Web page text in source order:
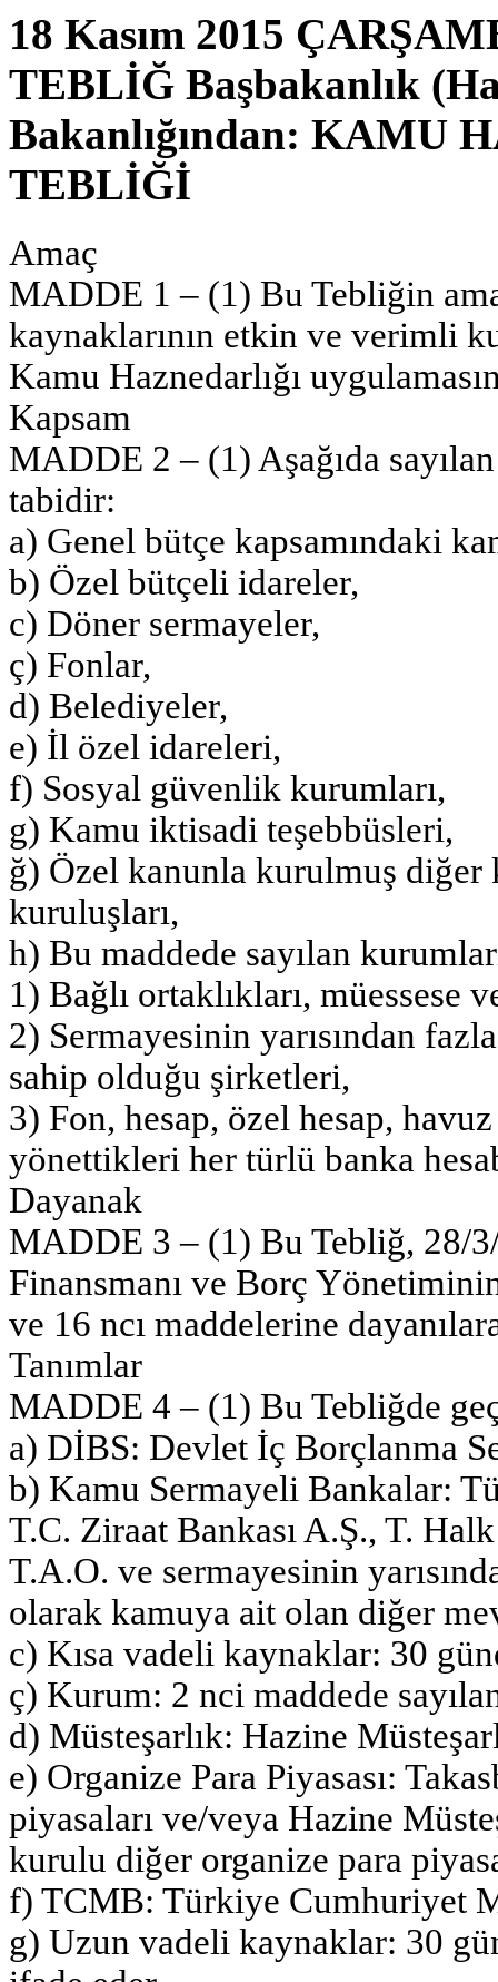
18 Kasım 2015
TEBLİĞ Başbakanlık
Bakanlığından: KAMU
TEBLİĞİ
Amaç
MADDE 1 – (1) Bu Tebliğin
kaynaklarının etkin ve verimli
Kamu Haznedarlığı
Kapsam
MADDE 2 – (1) Aşağıda
tabidir:
a) Genel bütçe kapsamındaki
b) Özel bütçeli idareler,
c) Döner sermayeler,
ç) Fonlar,
d) Belediyeler,
e) İl özel idareleri,
f) Sosyal güvenlik kurumları,
g) Kamu iktisadi teşebbüsleri,
ğ) Özel kanunla kurulmuş
kuruluşları,
h) Bu maddede sayılan
1) Bağlı ortaklıkları,
2) Sermayesinin yarısından
sahip olduğu şirketleri,
3) Fon, hesap, özel hesap,
yönettikleri her türlü banka
Dayanak
MADDE 3 – (1) Bu Tebliğ, 28/
Finansmanı ve Borç
ve 16 ncı maddelerine
Tanımlar
MADDE 4 – (1) Bu Tebliğde
a) DİBS: Devlet İç Borçlanma
b) Kamu Sermayeli Bankalar:
T.C. Ziraat Bankası A.Ş., T.
T.A.O. ve sermayesinin
olarak kamuya ait olan diğer
c) Kısa vadeli kaynaklar: 30
ç) Kurum: 2 nci maddede
d) Müsteşarlık: Hazine
e) Organize Para Piyasası:
piyasaları ve/veya Hazine
kurulu diğer organize para
f) TCMB: Türkiye Cumhuriyet
g) Uzun vadeli kaynaklar: 30